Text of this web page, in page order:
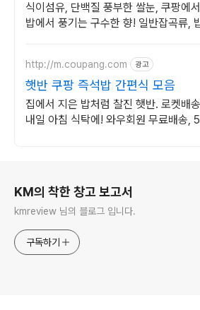
식이섬유, 단백질 풍부한 쌀눈, 쿠팡에
밥에서 풍기는 구수한 향! 일반잡곡류,
http://m.coupang.com 광고
햇반 쿠팡 즉석밥 간편식 모음
집에서 지은 밥처럼 찰진 햇반. 로켓배
내일 아침 식탁에! 와우회원 무료배송,
KM의 착한 창고 보고서
kmreview 님의 블로그 입니다.
구독하기